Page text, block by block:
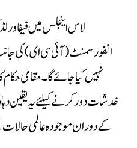
لاس اینجلس میں فیفا
انفورسمنٹ (آئی سی ای) کی
نہیں کیا جائے گا۔ مقامی
خدشات دور کرنے کیلئے یہ یقین
کے دوران موجودہ عالمی حالات